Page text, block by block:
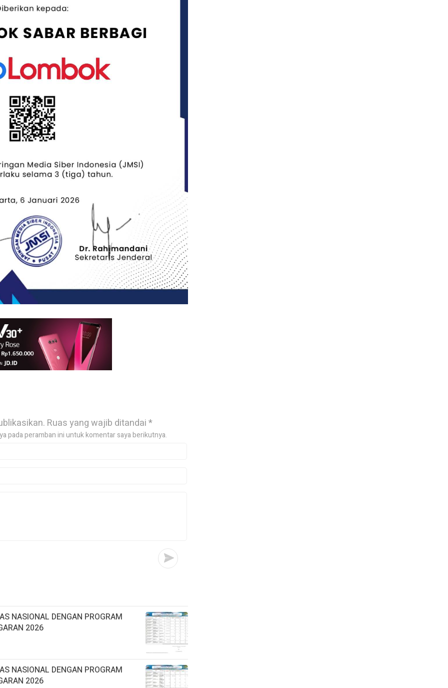
Ruas yang wajib ditandai*
pada peramban ini untuk komentar saya berikutnya.
NASIONAL DENGAN PROGRAM
2026
NASIONAL DENGAN PROGRAM
2026